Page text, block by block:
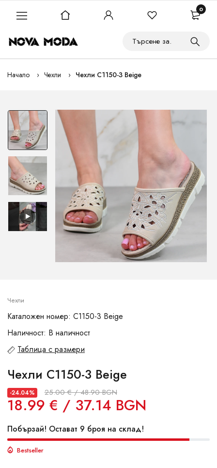
Начало Чехли Чехли C1150-3 Beige
Чехли
Каталожен номер: C1150-3 Beige
Наличност: В наличност
Таблица с размери
Чехли C1150-3 Beige
-24.04% 25.00 € / 48.90 BGN
18.99 € / 37.14 BGN
Побързай! Остават 9 броя на склад!
Bestseller
0